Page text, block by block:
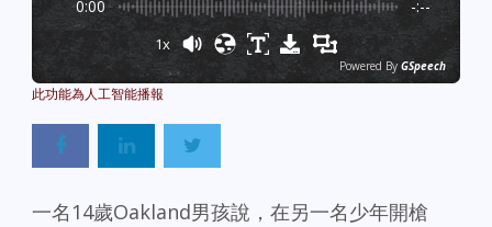
0:00 -:--
1x
Powered By GSpeech
一名14歲Oakland男孩說，在另一名少年開槍